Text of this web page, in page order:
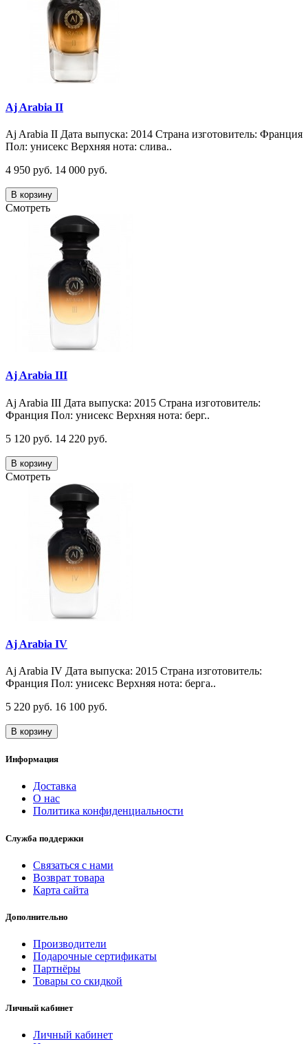
Aj Arabia II
Aj Arabia II Дата выпуска: 2014 Страна изготовитель: Франция
Пол: унисекс Верхняя нота: слива..
4 950 руб. 14 000 руб.
В корзину
Смотреть
Aj Arabia III
Aj Arabia III Дата выпуска: 2015 Страна изготовитель:
Франция Пол: унисекс Верхняя нота: берг..
5 120 руб. 14 220 руб.
В корзину
Смотреть
Aj Arabia IV
Aj Arabia IV Дата выпуска: 2015 Страна изготовитель:
Франция Пол: унисекс Верхняя нота: берга..
5 220 руб. 16 100 руб.
В корзину
Информация
Доставка
О нас
Политика конфиденциальности
Служба поддержки
Связаться с нами
Возврат товара
Карта сайта
Дополнительно
Производители
Подарочные сертификаты
Партнёры
Товары со скидкой
Личный кабинет
Личный кабинет